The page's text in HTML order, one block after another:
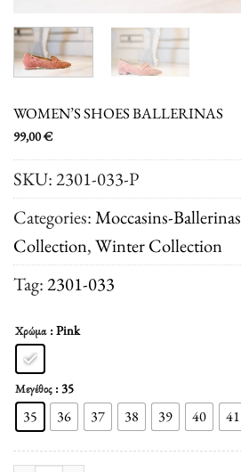
WOMEN’S SHOES BALLERINAS
99,00€
SKU:2301-033-P
Categories:Moccasins-Ballerinas
Collection,Winter Collection
Tag:2301-033
Χρώμα : Pink
Μεγέθος : 35
35 36 37 38 39 40 41